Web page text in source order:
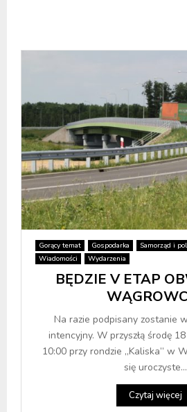
Gorący temat Gospodarka Samorząd i
Wiadomości
Wydarzenia
BĘDZIE V ETAP
Na razie podpisany zostanie
intencyjny. W przyszłą środę
10:00 przy rondzie „Kaliska” w
się uroczyste...
Czytaj więcej